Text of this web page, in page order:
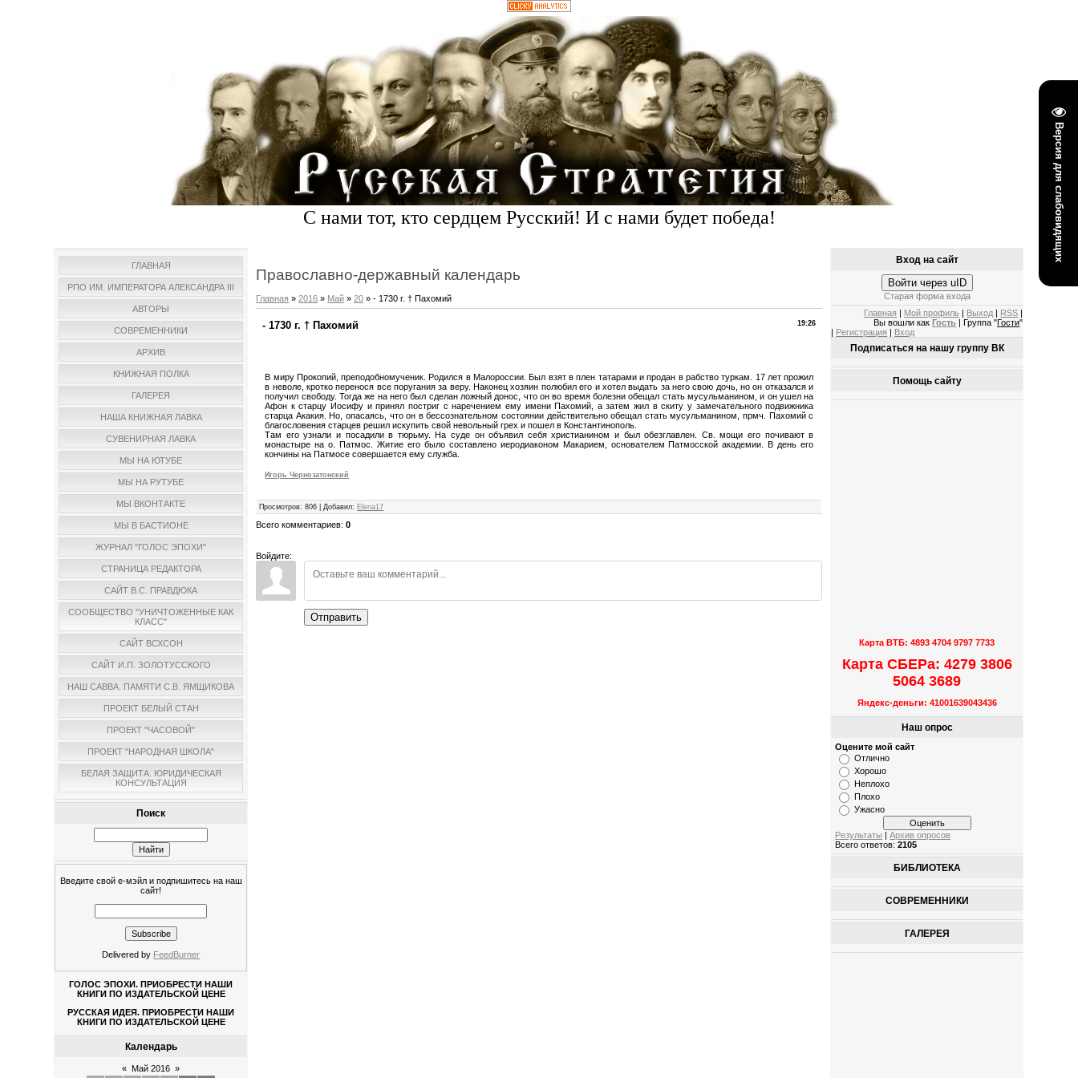
Версия для слабовидящих
С нами тот, кто сердцем Русский! И с нами будет победа!
ГЛАВНАЯ
РПО ИМ. ИМПЕРАТОРА АЛЕКСАНДРА III
АВТОРЫ
СОВРЕМЕННИКИ
АРХИВ
КНИЖНАЯ ПОЛКА
ГАЛЕРЕЯ
НАША КНИЖНАЯ ЛАВКА
СУВЕНИРНАЯ ЛАВКА
МЫ НА ЮТУБЕ
МЫ НА РУТУБЕ
МЫ ВКОНТАКТЕ
МЫ В БАСТИОНЕ
ЖУРНАЛ "ГОЛОС ЭПОХИ"
СТРАНИЦА РЕДАКТОРА
САЙТ В.С. ПРАВДЮКА
СООБЩЕСТВО "УНИЧТОЖЕННЫЕ КАК
КЛАСС"
САЙТ ВСХСОН
САЙТ И.П. ЗОЛОТУССКОГО
НАШ САВВА. ПАМЯТИ С.В. ЯМЩИКОВА
ПРОЕКТ БЕЛЫЙ СТАН
ПРОЕКТ "ЧАСОВОЙ"
ПРОЕКТ "НАРОДНАЯ ШКОЛА"
БЕЛАЯ ЗАЩИТА. ЮРИДИЧЕСКАЯ
КОНСУЛЬТАЦИЯ
Поиск
Введите свой е-мэйл и подпишитесь на наш
сайт!
Delivered by FeedBurner
ГОЛОС ЭПОХИ. ПРИОБРЕСТИ НАШИ
КНИГИ ПО ИЗДАТЕЛЬСКОЙ ЦЕНЕ
РУССКАЯ ИДЕЯ. ПРИОБРЕСТИ НАШИ
КНИГИ ПО ИЗДАТЕЛЬСКОЙ ЦЕНЕ
Календарь
« Май 2016 »
Православно-державный календарь
Главная »2016 » Май » 20 » - 1730 г. † Пахомий
19:26
- 1730 г. † Пахомий
В миру Прокопий, преподобномученик. Родился в Малороссии. Был взят в плен татарами и продан в рабство туркам. 17 лет прожил
в неволе, кротко перенося все поругания за веру. Наконец хозяин полюбил его и хотел выдать за него свою дочь, но он отказался и
получил свободу. Тогда же на него был сделан ложный донос, что он во время болезни обещал стать мусульманином, и он ушел на
Афон к старцу Иосифу и принял постриг с наречением ему имени Пахомий, а затем жил в скиту у замечательного подвижника
старца Акакия. Но, опасаясь, что он в бессознательном состоянии действительно обещал стать мусульманином, прмч. Пахомий с
благословения старцев решил искупить свой невольный грех и пошел в Константинополь.
Там его узнали и посадили в тюрьму. На суде он объявил себя христианином и был обезглавлен. Св. мощи его почивают в
монастыре на о. Патмос. Житие его было составлено иеродиаконом Макарием, основателем Патмосской академии. В день его
кончины на Патмосе совершается ему служба.
Игорь Чернозатонский
Просмотров: 806 |Добавил: Elena17
Всего комментариев:0
Войдите:
Отправить
Вход на сайт
Войти через uID
Старая форма входа
Главная
Мой профиль Выход RSS
Вы вошли как Гость | Группа "Гости"
Регистрация Вход
Подписаться на нашу группу ВК
Помощь сайту
Карта ВТБ: 4893 4704 9797 7733
Карта СБЕРа: 4279 3806
5064 3689
Яндекс-деньги: 41001639043436
Наш опрос
Оцените мой сайт
Отлично
Хорошо
Неплохо
Плохо
Ужасно
Результаты |Архив опросов
Всего ответов:2105
БИБЛИОТЕКА
СОВРЕМЕННИКИ
ГАЛЕРЕЯ